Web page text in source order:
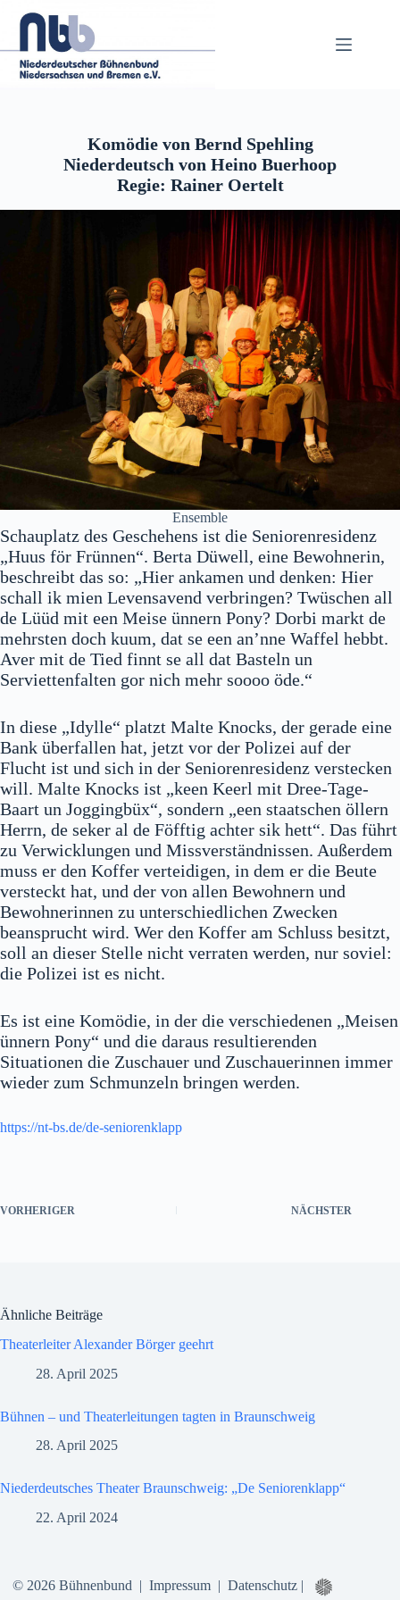
Inhalt
Komödie von Bernd Spehling
Niederdeutsch von Heino Buerhoop
Regie: Rainer Oertelt
Ensemble
Schauplatz des Geschehens ist die Seniorenresidenz
„Huus för Frünnen“. Berta Düwell, eine Bewohnerin,
beschreibt das so: „Hier ankamen und denken: Hier
schall ik mien Levensavend verbringen? Twüschen all
de Lüüd mit een Meise ünnern Pony? Dorbi markt de
mehrsten doch kuum, dat se een an’nne Waffel hebbt.
Aver mit de Tied finnt se all dat Basteln un
Serviettenfalten gor nich mehr soooo öde.“
In diese „Idylle“ platzt Malte Knocks, der gerade eine
Bank überfallen hat, jetzt vor der Polizei auf der
Flucht ist und sich in der Seniorenresidenz verstecken
will. Malte Knocks ist „keen Keerl mit Dree-Tage-
Baart un Joggingbüx“, sondern „een staatschen öllern
Herrn, de seker al de Föfftig achter sik hett“. Das führt
zu Verwicklungen und Missverständnissen. Außerdem
muss er den Koffer verteidigen, in dem er die Beute
versteckt hat, und der von allen Bewohnern und
Bewohnerinnen zu unterschiedlichen Zwecken
beansprucht wird. Wer den Koffer am Schluss besitzt,
soll an dieser Stelle nicht verraten werden, nur soviel:
die Polizei ist es nicht.
Es ist eine Komödie, in der die verschiedenen „Meisen
ünnern Pony“ und die daraus resultierenden
Situationen die Zuschauer und Zuschauerinnen immer
wieder zum Schmunzeln bringen werden.
https://nt-bs.de/de-seniorenklapp
VORHERIGER NÄCHSTER
Ähnliche Beiträge
Theaterleiter Alexander Börger geehrt
28. April 2025
Bühnen – und Theaterleitungen tagten in Braunschweig
28. April 2025
Niederdeutsches Theater Braunschweig: „De Seniorenklapp“
22. April 2024
© 2026 Bühnenbund | Impressum| Datenschutz|